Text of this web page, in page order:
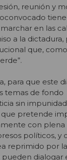
reunión y
en las
a la dictadura,
que, como
para que este
temas de
sin
que pretende
con
políticos,
reprimido por
pueden dialogar